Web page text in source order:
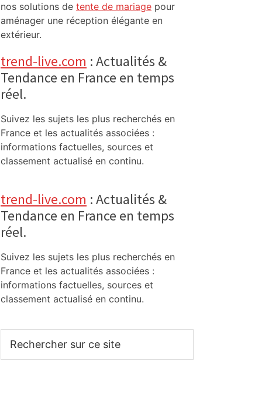
nos solutions de tente de mariage pour
aménager une réception élégante en
extérieur.
trend-live.com : Actualités &
Tendance en France en temps
réel.
Suivez les sujets les plus recherchés en
France et les actualités associées :
informations factuelles, sources et
classement actualisé en continu.
trend-live.com : Actualités &
Tendance en France en temps
réel.
Suivez les sujets les plus recherchés en
France et les actualités associées :
informations factuelles, sources et
classement actualisé en continu.
sur